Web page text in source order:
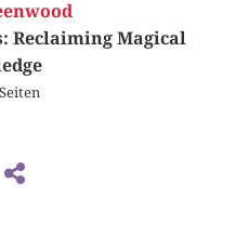
Reclaiming Magical